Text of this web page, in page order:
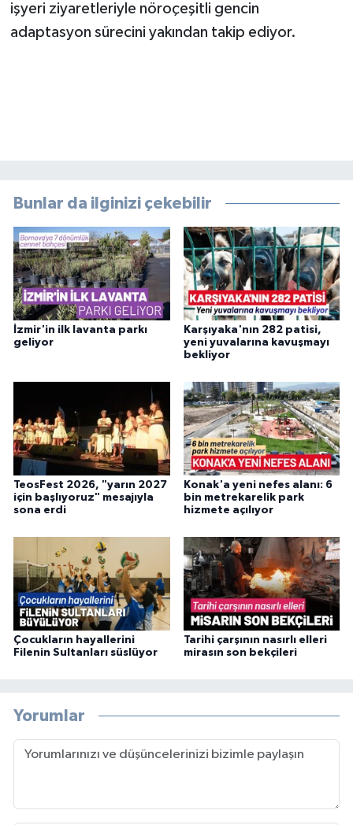
işyeri ziyaretleriyle nöroçeşitli gencin
adaptasyon sürecini yakından takip ediyor.
Bunlar da ilginizi çekebilir
İzmir'in ilk lavanta parkı
geliyor
Karşıyaka'nın 282 patisi,
yeni yuvalarına kavuşmayı
bekliyor
TeosFest 2026, "yarın 2027
için başlıyoruz" mesajıyla
sona erdi
Konak'a yeni nefes alanı: 6
bin metrekarelik park
hizmete açılıyor
Çocukların hayallerini
Filenin Sultanları süslüyor
Tarihi çarşının nasırlı elleri
mirasın son bekçileri
Yorumlar